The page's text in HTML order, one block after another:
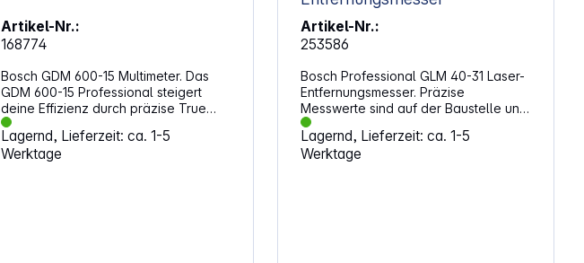
Artikel-Nr.:
168774
Bosch GDM 600-15 Multimeter. Das
GDM 600-15 Professional steigert
deine Effizienz durch präzise True
RMS-Messungen. Das große LCD-
Display mit invertierter Anzeige sorgt
für klar ablesbare Messwerte bei
Lagernd, Lieferzeit: ca. 1-5
Werktage
Artikel-Nr.:
253586
Bosch Professional GLM 40-31 Laser-
Entfernungsmesser. Präzise
Messwerte sind auf der Baustelle und
im Innenausbau entscheidend. Dieser
Laser-Entfernungsmesser unterstützt
dich bei schnellen Längen-, Flächen-
Lagernd, Lieferzeit: ca. 1-5
Werktage